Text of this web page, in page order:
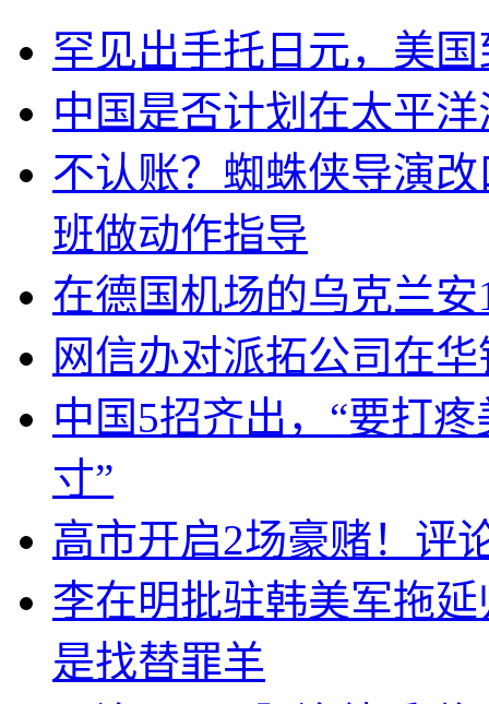
罕见出手托日元，美
中国是否计划在太平
不认账？蜘蛛侠导演
班做动作指导
在德国机场的乌克兰
网信办对派拓公司在
中国5招齐出，“要打
寸”
高市开启2场豪赌！评
李在明批驻韩美军拖
是找替罪羊